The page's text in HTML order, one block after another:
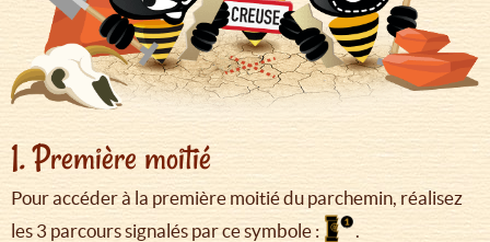
1. Première moitié
Pour accéder à la première moitié du parchemin, réalisez
les 3 parcours signalés par ce symbole :